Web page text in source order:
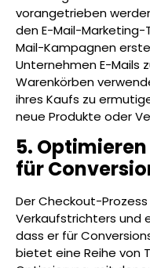
vorangetrieben
den E-Mail-
Mail-Kampagnen
Unternehmen E-Mails
Warenkörben
ihres Kaufs zu
neue Produkte oder
5.
für
Der Checkout-
Verkaufstrichters und
dass er für
bietet eine Reihe von